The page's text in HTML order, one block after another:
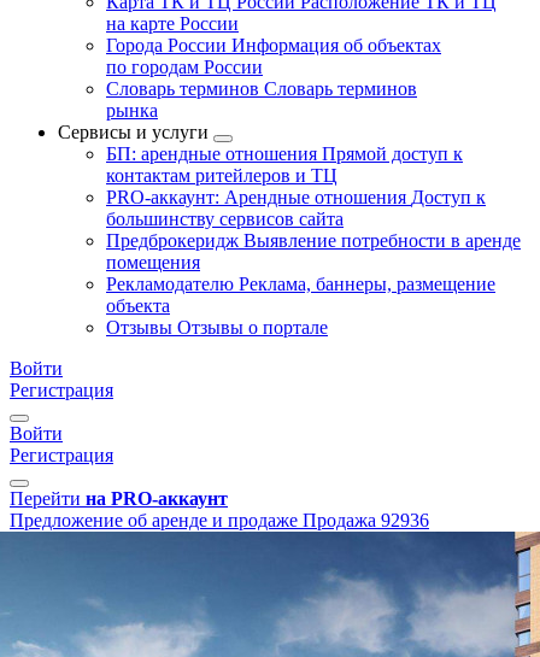
на карте России
Города России Информация об объектах
по городам России
Словарь терминов Словарь терминов
рынка
Сервисы и услуги
БП: арендные отношения Прямой доступ к
контактам ритейлеров и ТЦ
PRO-аккаунт: Арендные отношения Доступ к
большинству сервисов сайта
Предброкеридж Выявление потребности в аренде
помещения
Рекламодателю Реклама, баннеры, размещение
объекта
Отзывы Отзывы о портале
Войти
Регистрация
Войти
Регистрация
Перейти на PRO-аккаунт
Предложение об аренде и продаже Продажа 92936